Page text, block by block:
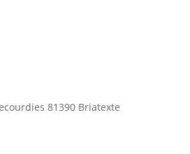
81390 Briatexte